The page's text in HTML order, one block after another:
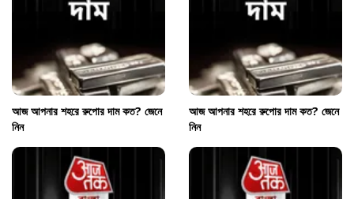
আজ আপনার শহরে রুপোর দাম কত? জেনে
নিন
আজ আপনার শহরে রুপোর দাম কত? জেনে
নিন